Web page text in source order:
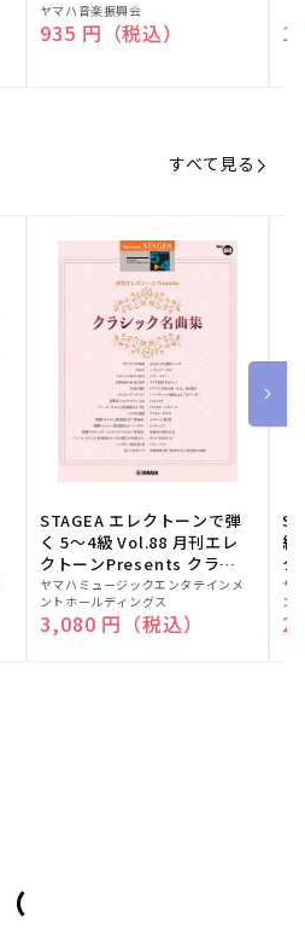
販
売
ヤマハ音楽振興会
通常価格
935 円（税込）
売
すべて見る
STAGEA エレクトーンで弾
く 5～4級 Vol.88 月刊エレ
クトーンPresents クラシ
ック名曲集
販
売
元:
ヤマハミュージックエンタテインメ
ントホールディングス
通常価格
3,080 円（税込）
級
ク
販
売
元:
ヤ
ン